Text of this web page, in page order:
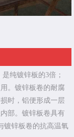
纯镀锌板的3倍；
。镀锌板卷的耐腐
时，铝便形成一层
部。镀锌板卷具有
镀锌板卷的抗高温氧